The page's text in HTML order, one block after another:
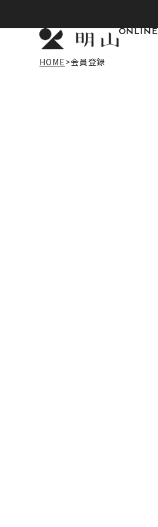
ONLINE
HOME 会員登録